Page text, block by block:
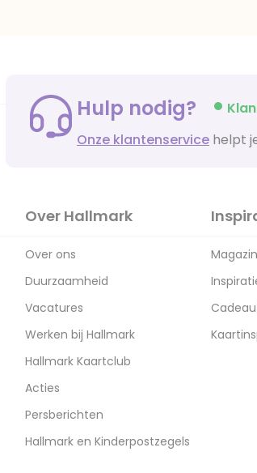
Hulp nodig?
Onze klantenservice helpt
Over Hallmark
Over ons
Duurzaamheid
Vacatures
Werken bij Hallmark
Hallmark Kaartclub
Acties
Persberichten
Hallmark en Kinderpostzegels